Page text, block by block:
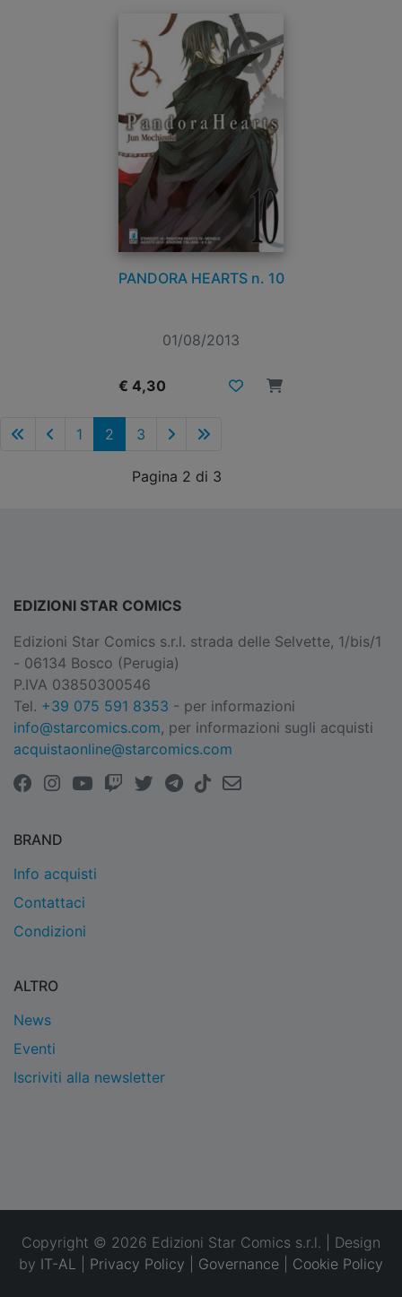
PANDORA HEARTS n. 10
01/08/2013
€ 4,30
1 2 3
Pagina 2 di 3
EDIZIONI STAR COMICS
Edizioni Star Comics s.r.l. strada delle Selvette, 1/bis/1
- 06134 Bosco (Perugia)
P.IVA 03850300546
Tel. +39 075 591 8353 - per informazioni
info@starcomics.com, per informazioni sugli acquisti
acquistaonline@starcomics.com
BRAND
Info acquisti
Contattaci
Condizioni
ALTRO
News
Eventi
Iscriviti alla newsletter
Copyright © 2026 Edizioni Star Comics s.r.l. | Design
by IT-AL Privacy Policy Governance Cookie Policy